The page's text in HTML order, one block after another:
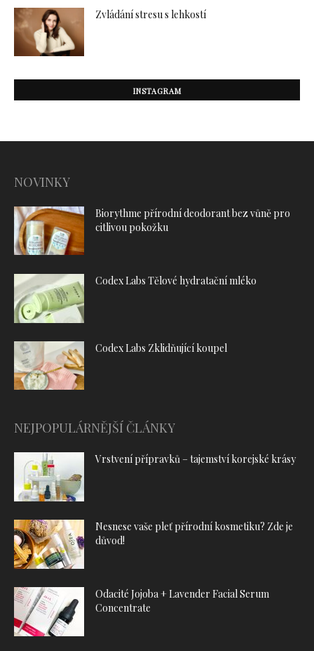
Zvládání stresu s lehkostí
INSTAGRAM
NOVINKY
Biorythme přírodní deodorant bez vůně pro
citlivou pokožku
Codex Labs Tělové hydratační mléko
Codex Labs Zklidňující koupel
NEJPOPULÁRNĚJŠÍ ČLÁNKY
Vrstvení přípravků – tajemství korejské krásy
Nesnese vaše pleť přírodní kosmetiku? Zde je
důvod!
Odacité Jojoba + Lavender Facial Serum
Concentrate